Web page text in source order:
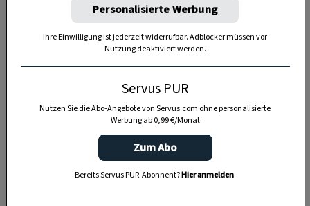
Anzeige
Personalisierte Werbung
Ihre Einwilligung ist jederzeit widerrufbar. Adblocker müssen vor
Nutzung deaktiviert werden.
Servus PUR
Nutzen Sie die Abo-Angebote von Servus.com ohne personalisierte
Werbung ab 0,99 €/Monat
Zum Abo
Bereits Servus PUR-Abonnent?Hier anmelden.